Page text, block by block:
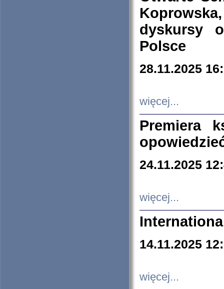
dyskursy
Polsce
28.11.2025
więcej...
Premiera
24.11.2025
więcej...
14.11.2025
więcej...